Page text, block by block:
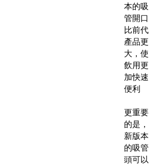
本的吸
管開口
比前代
產品更
大，使
飲用更
加快速
便利
更重要
的是，
新版本
的吸管
頭可以